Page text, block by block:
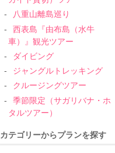
八重山離島巡り
西表島『由布島（水牛
車）』観光ツアー
ダイビング
ジャングルトレッキング
クルージングツアー
季節限定（サガリバナ・ホ
タルツアー）
カテゴリーからプランを探す